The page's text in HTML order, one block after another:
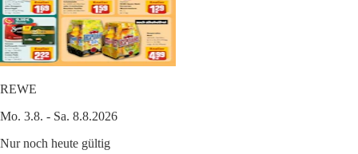
REWE
Mo. 3.8. - Sa. 8.8.2026
Nur noch heute gültig